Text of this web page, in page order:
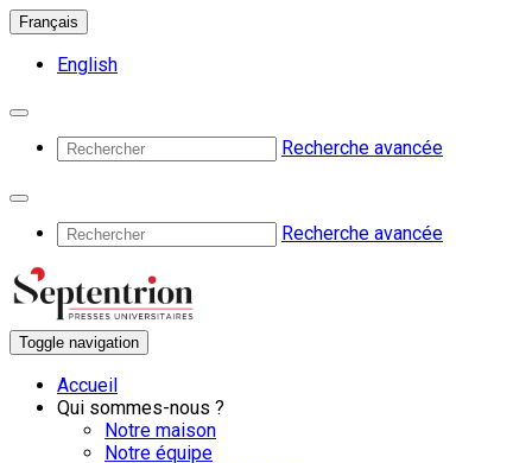
Français
English
Recherche avancée
Recherche avancée
Toggle navigation
Accueil
Qui sommes-nous ?
Notre maison
Notre équipe